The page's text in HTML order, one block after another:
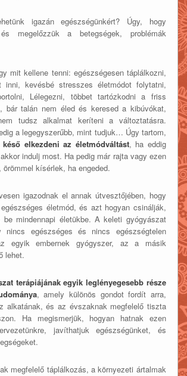
igazán egészségünkért? Úgy, hogy
megelőzzük a betegségek, problémák
mit kellene tenni: egészségesen táplálkozni,
kevésbé stresszes életmódot folytatni,
Lélegezni, többet tartózkodni a friss
bár talán nem éled és keresed a kibúvókat,
tudsz alkalmat keríteni a változtatásra.
a legegyszerűbb, mint tudjuk… Úgy tartom,
elkezdeni az életmódváltást, ha eddig
indulj most. Ha pedig már rajta vagy ezen
kísérlek, ha engeded.
igazodnak el annak útvesztőjében, hogy
életmód, és azt hogyan csinálják,
be mindennapi életükbe. A keleti gyógyászat
nincs egészséges és nincs egészségtelen
egyik embernek gyógyszer, az a másik
lehet.
terápiájának egyik leglényegesebb része
, amely különös gondot fordít arra,
alkatának, és az évszaknak megfelelő tiszta
Ha megismerjük, hogyan hatnak ezen
javíthatjuk egészségünket, és
megfelelő táplálkozás, a környezeti ártalmak